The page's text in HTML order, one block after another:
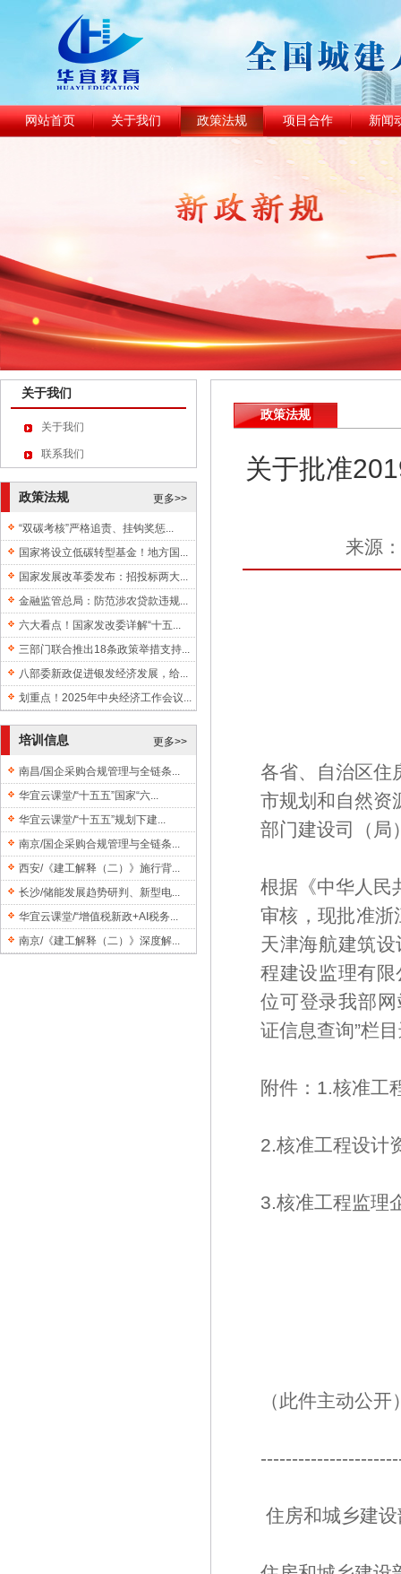
网站首页 关于我们 政策法规 项目合作 新闻
关于我们
关于我们
联系我们
更多>>
政策法规
“双碳考核”严格追责、挂钩奖惩...
国家将设立低碳转型基金！地方国...
国家发展改革委发布：招投标两大...
金融监管总局：防范涉农贷款违规...
六大看点！国家发改委详解“十五...
三部门联合推出18条政策举措支持...
八部委新政促进银发经济发展，给...
划重点！2025年中央经济工作会议...
更多>>
培训信息
南昌/国企采购合规管理与全链条...
华宜云课堂/“十五五”国家“六...
华宜云课堂/“十五五”规划下建...
南京/国企采购合规管理与全链条...
西安/《建工解释（二）》施行背...
长沙/储能发展趋势研判、新型电...
华宜云课堂/“增值税新政+AI税务...
南京/《建工解释（二）》深度解...
政策法规
关于批准
来源：
各省、自治区住
市规划和自然资
部门建设司（
根据《中华人民
审核，现批准浙
天津海航建筑
程建设监理有
位可登录我部网
证信息查询”栏
附件：1.核准工
2.核准工程设计
3.核准工程监理
（此件主动公开
住房和城乡建